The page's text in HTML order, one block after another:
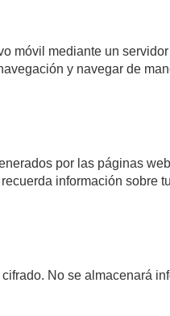
móvil mediante un
y navegar de
por las páginas
información sobre
No se almacenará